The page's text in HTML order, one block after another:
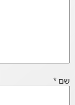
שם*